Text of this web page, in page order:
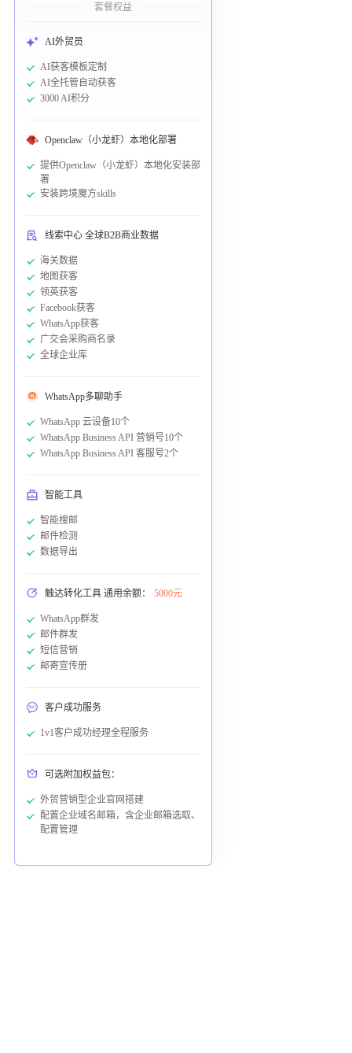
套餐权益
AI外贸员
AI获客模板定制
AI全托管自动获客
3000 AI积分
Openclaw（小龙虾）本地化部署
提供Openclaw（小龙虾）本地化安装部
署
安装跨境魔方skills
线索中心 全球B2B商业数据
海关数据
地图获客
领英获客
Facebook获客
WhatsApp获客
广交会采购商名录
全球企业库
WhatsApp多聊助手
WhatsApp 云设备10个
WhatsApp Business API 营销号10个
WhatsApp Business API 客服号2个
智能工具
智能搜邮
邮件检测
数据导出
触达转化工具 通用余额： 5000元
WhatsApp群发
邮件群发
短信营销
邮寄宣传册
客户成功服务
1v1客户成功经理全程服务
可选附加权益包：
外贸营销型企业官网搭建
配置企业域名邮箱，含企业邮箱选取、
配置管理